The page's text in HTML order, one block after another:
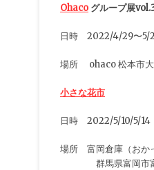
Ohaco グループ展
日時 2022/4/29〜5/
場所 ohaco 松本市大
小さな花市
日時 2022/5/10/5/14
場所 富岡倉庫（おか
群馬県富岡市